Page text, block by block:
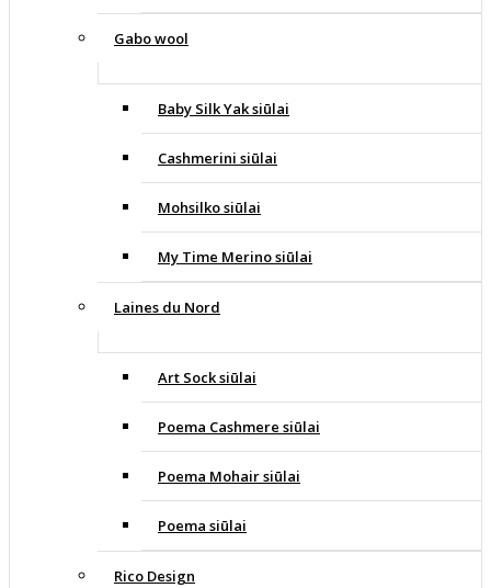
Gabo wool
Baby Silk Yak siūlai
Cashmerini siūlai
Mohsilko siūlai
My Time Merino siūlai
Laines du Nord
Art Sock siūlai
Poema Cashmere siūlai
Poema Mohair siūlai
Poema siūlai
Rico Design